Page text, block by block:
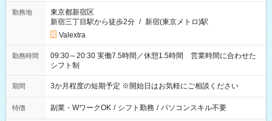
勤務地
東京都新宿区
新宿三丁目駅から徒歩2分 / 新宿(東京メトロ)駅
Valextra
勤務時間
09:30～20:30 実働7.5時間／休憩1.5時間 営業時間に合わせた
シフト制
期間 3か月程度の短期予定 ※開始日はお気軽にご相談ください
特徴 副業・WワークOK / シフト勤務 / パソコンスキル不要